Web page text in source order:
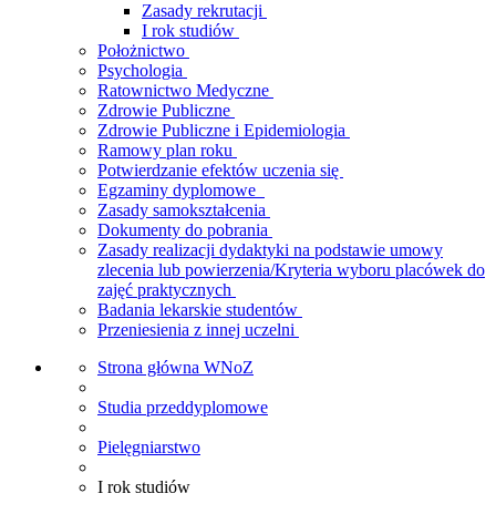
Zasady rekrutacji
I rok studiów
Położnictwo
Psychologia
Ratownictwo Medyczne
Zdrowie Publiczne
Zdrowie Publiczne i Epidemiologia
Ramowy plan roku
Potwierdzanie efektów uczenia się
Egzaminy dyplomowe
Zasady samokształcenia
Dokumenty do pobrania
Zasady realizacji dydaktyki na podstawie umowy
zlecenia lub powierzenia/Kryteria wyboru placówek do
zajęć praktycznych
Badania lekarskie studentów
Przeniesienia z innej uczelni
Strona główna WNoZ
Studia przeddyplomowe
Pielęgniarstwo
I rok studiów